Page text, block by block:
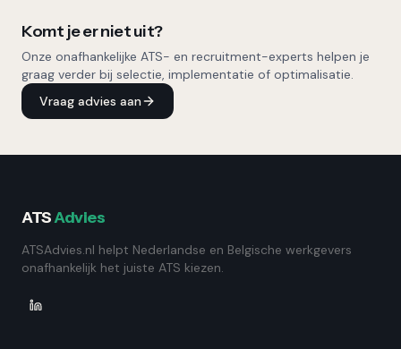
Komt je er niet uit?
Onze onafhankelijke ATS- en recruitment-experts helpen je
graag verder bij selectie, implementatie of optimalisatie.
Vraag advies aan
ATSAdvies
ATSAdvies.nl helpt Nederlandse en Belgische werkgevers
onafhankelijk het juiste ATS kiezen.